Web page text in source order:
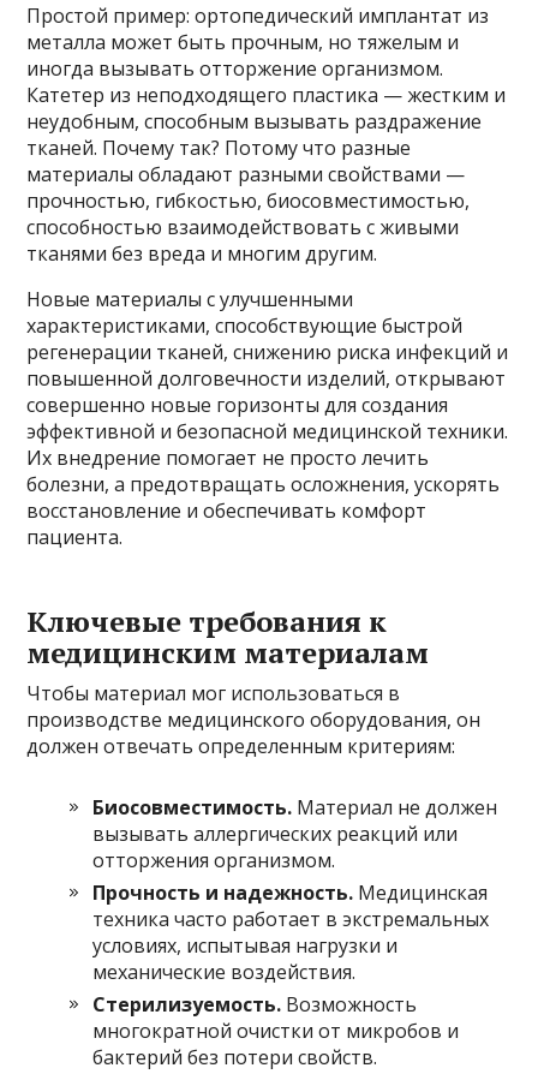
Простой пример: ортопедический имплантат из
металла может быть прочным, но тяжелым и
иногда вызывать отторжение организмом.
Катетер из неподходящего пластика — жестким и
неудобным, способным вызывать раздражение
тканей. Почему так? Потому что разные
материалы обладают разными свойствами —
прочностью, гибкостью, биосовместимостью,
способностью взаимодействовать с живыми
тканями без вреда и многим другим.
Новые материалы с улучшенными
характеристиками, способствующие быстрой
регенерации тканей, снижению риска инфекций и
повышенной долговечности изделий, открывают
совершенно новые горизонты для создания
эффективной и безопасной медицинской техники.
Их внедрение помогает не просто лечить
болезни, а предотвращать осложнения, ускорять
восстановление и обеспечивать комфорт
пациента.
Ключевые требования к
медицинским материалам
Чтобы материал мог использоваться в
производстве медицинского оборудования, он
должен отвечать определенным критериям:
Биосовместимость. Материал не должен
вызывать аллергических реакций или
отторжения организмом.
Прочность и надежность. Медицинская
техника часто работает в экстремальных
условиях, испытывая нагрузки и
механические воздействия.
Стерилизуемость. Возможность
многократной очистки от микробов и
бактерий без потери свойств.